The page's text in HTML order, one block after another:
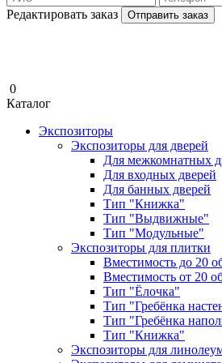
Редактировать заказ
Отправить заказ
0
Каталог
Экспозиторы
Экспозиторы для дверей
Для межкомнатных
Для входных дверей
Для банных дверей
Тип "Книжка"
Тип "Выдвижные"
Тип "Модульные"
Экспозиторы для плитки
Вместимость до 20
Вместимость от 20
Тип "Ёлочка"
Тип "Гребёнка
Тип "Гребёнка
Тип "Книжка"
Экспозиторы для